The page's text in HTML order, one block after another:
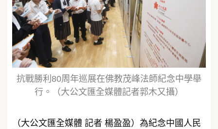
抗戰勝利80周年巡展在佛教茂峰法師紀念中學舉
行。（大公文匯全媒體記者郭木又攝）
（大公文匯全媒體 記者 楊盈盈）為紀念中國人民